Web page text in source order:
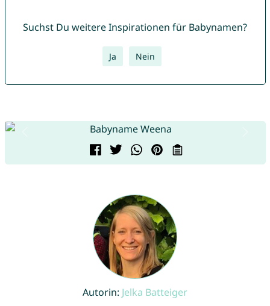
Suchst Du weitere Inspirationen für Babynamen?
Ja Nein
Autorin: Jelka Batteiger